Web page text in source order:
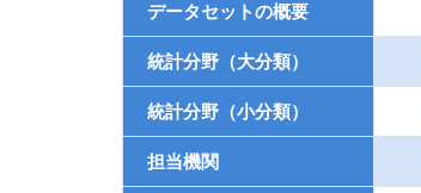
データセットの概要
統計分野（大分類）
統計分野（小分類）
担当機関